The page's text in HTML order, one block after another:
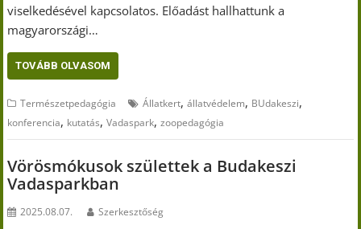
viselkedésével kapcsolatos. Előadást hallhattunk a
magyarországi…
TOVÁBB OLVASOM
Természetpedagógia Állatkert,állatvédelem, BUdakeszi,
konferencia, kutatás,Vadaspark,zoopedagógia
Vörösmókusok születtek a Budakeszi
Vadasparkban
2025.08.07. Szerkesztőség